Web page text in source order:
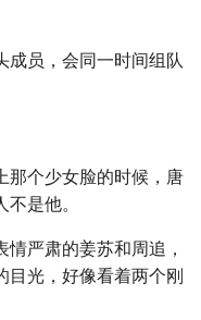
成员，会同一时间组队
那个少女脸的时候，唐
是他。
严肃的姜苏和周追，
目光，好像看着两个刚